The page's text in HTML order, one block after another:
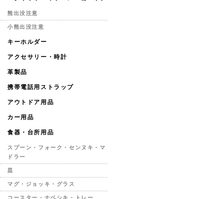
熊出没注意
小熊出没注意
キーホルダー
アクセサリー・時計
革製品
携帯電話用ストラップ
アウトドア用品
カー用品
食器・台所用品
スプーン・フォーク・センヌキ・マ
ドラー
マグ・ジョッキ・グラス
コースター・ナベシキ・トレー